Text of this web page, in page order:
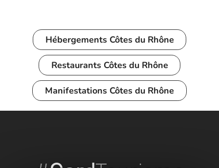
Hébergements Côtes du Rhône
RestaurantsCôtes du Rhône
Manifestations Côtes du Rhône